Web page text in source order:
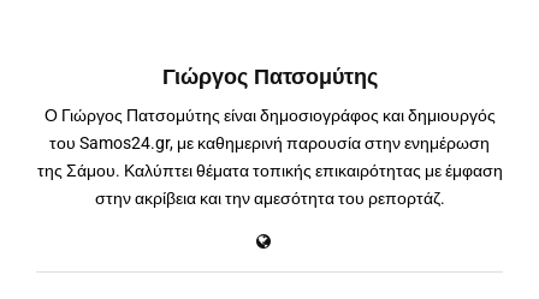
Γιώργος Πατσομύτης
Ο Γιώργος Πατσομύτης είναι δημοσιογράφος και δημιουργός
του Samos24.gr, με καθημερινή παρουσία στην ενημέρωση
της Σάμου. Καλύπτει θέματα τοπικής επικαιρότητας με έμφαση
στην ακρίβεια και την αμεσότητα του ρεπορτάζ.